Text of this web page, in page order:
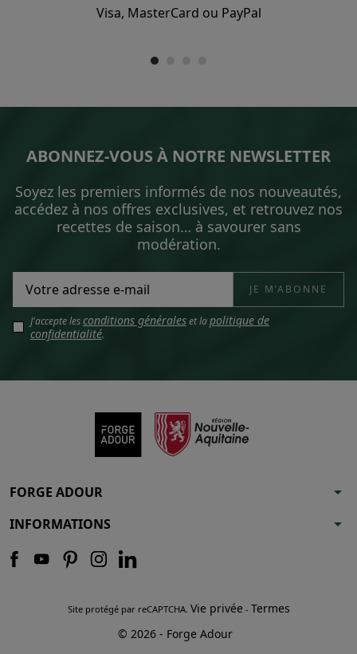
Visa, MasterCard ou PayPal
ABONNEZ-VOUS À NOTRE NEWSLETTER
Soyez les premiers informés de nos nouveautés,
accédez à nos offres exclusives, et retrouvez nos
recettes de saison… à savourer sans
modération.
J'accepte lesconditions généraleset lapolitique de
confidentialité.
FORGE ADOUR arrow_drop_down
INFORMATIONS arrow_drop_down
Site protégé par reCAPTCHA. Vie privée - Termes
© 2026 - Forge Adour